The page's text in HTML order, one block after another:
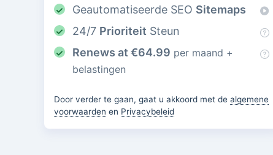
Geautomatiseerde SEO Sitemaps
24/7 Prioriteit Steun
Renews at €64.99 per maand +
belastingen
Door verder te gaan, gaat u akkoord met de algemene
voorwaarden en Privacybeleid